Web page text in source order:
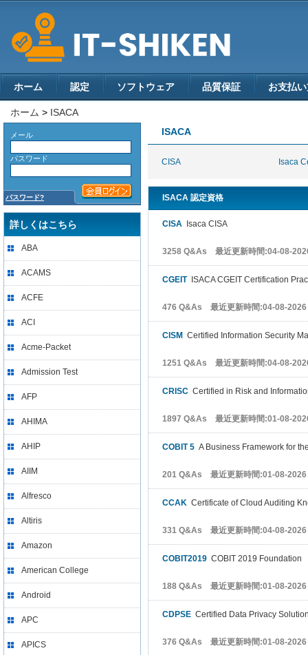
ホーム 認定 ソフトウェア 品質保証 お支払
ホーム > ISACA
メール
パスワード
パスワード?
詳しくはこちら
ABA
ACAMS
ACFE
ACI
Acme-Packet
Admission Test
AFP
AHIMA
AHIP
AIIM
Alfresco
Altiris
Amazon
American College
Android
APC
APICS
ISACA
CISA Isaca
ISACA 認定資格
CISA Isaca CISA
3258 Q&As 最近更新時間:04-08-
CGEITISACA CGEIT Certification
476 Q&As 最近更新時間:04-08-2026
CISM Certified Information Security
1251 Q&As 最近更新時間:04-08-
CRISC Certified in Risk and
1897 Q&As 最近更新時間:01-08-
COBIT 5 A Business Framework for
201 Q&As 最近更新時間:01-08-2026
CCAK Certificate of Cloud Auditing
331 Q&As 最近更新時間:04-08-2026
COBIT2019 COBIT 2019 Foundation
188 Q&As 最近更新時間:01-08-2026
CDPSE Certified Data Privacy
376 Q&As 最近更新時間:01-08-2026